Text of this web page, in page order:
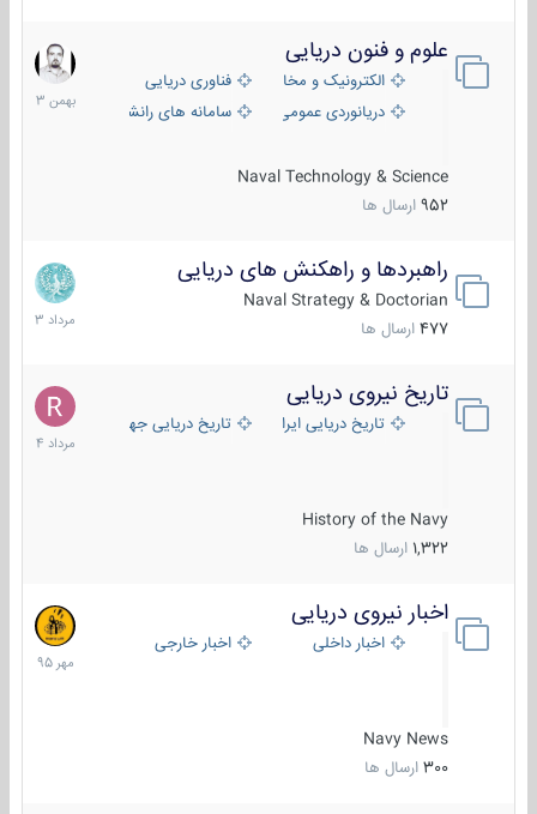
علوم و فنون دریایی
الکترونیک و مخابرات دریاییفناوری دریایی
دریانوردی عمومی
سامانه های رانشی دریایی
Naval Technology & Science
952 ارسال ها
6
بهمن
1403
راهبردها و راهکنش های دریایی
Naval Strategy & Doctorian
477 ارسال ها
2
مرداد
1403
تاریخ نیروی دریایی
تاریخ دریایی ایران تاریخ دریایی جهان
History of the Navy
1,322 ارسال ها
16
مرداد
1404
اخبار نیروی دریایی
اخبار داخلی اخبار خارجی
Navy News
300 ارسال ها
27
مهر
1395